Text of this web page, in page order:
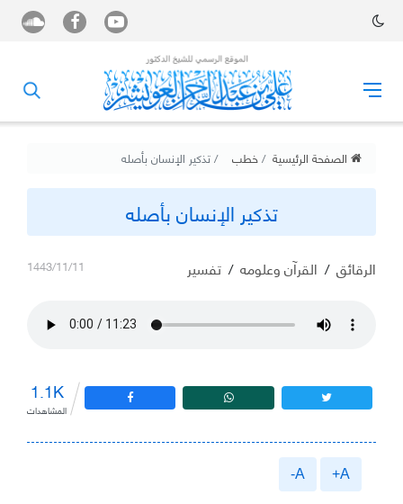
الصفحة الرئيسية خطب تذكير الإنسان بأصله
تذكير الإنسان بأصله
1443/11/11 الرقائق / القرآن وعلومه / تفسير
1.1K
المشاهدات
A+
A-